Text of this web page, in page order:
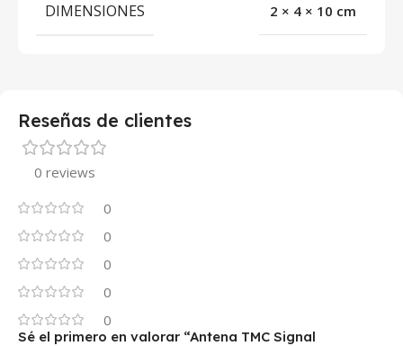
DIMENSIONES 2 × 4 × 10 cm
Reseñas de clientes
0 reviews
0
0
0
0
0
Sé el primero en valorar “Antena TMC Signal